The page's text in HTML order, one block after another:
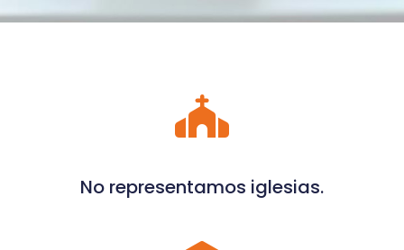
No representamos iglesias.